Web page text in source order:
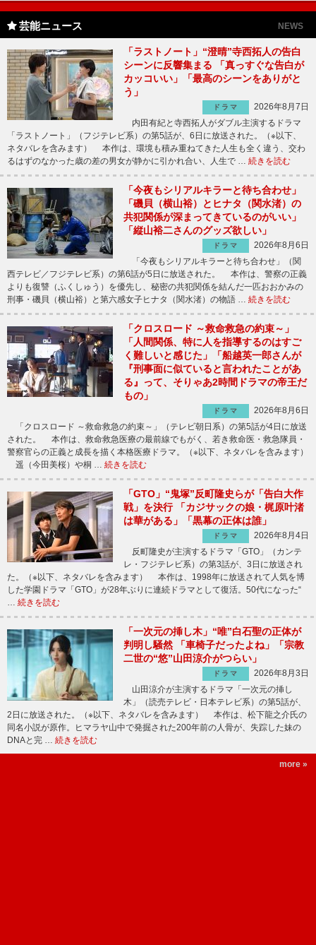
芸能ニュース NEWS
「ラストノート」“澄晴”寺西拓人の告白
シーンに反響集まる 「真っすぐな告白が
カッコいい」「最高のシーンをありがと
う」
ドラマ
2026年8月7日
内田有紀と寺西拓人がダブル主演するドラマ
「ラストノート」（フジテレビ系）の第5話が、6日に放送された。（※以下、
ネタバレを含みます） 本作は、環境も積み重ねてきた人生も全く違う、交わ
るはずのなかった歳の差の男女が静かに引かれ合い、人生で … 続きを読む
「今夜もシリアルキラーと待ち合わせ」
「磯貝（横山裕）とヒナタ（関水渚）の
共犯関係が深まってきているのがいい」
「縦山裕二さんのグッズ欲しい」
ドラマ
2026年8月6日
「今夜もシリアルキラーと待ち合わせ」（関
西テレビ／フジテレビ系）の第6話が5日に放送された。 本作は、警察の正義
よりも復讐（ふくしゅう）を優先し、秘密の共犯関係を結んだ一匹おおかみの
刑事・磯貝（横山裕）と第六感女子ヒナタ（関水渚）の物語 … 続きを読む
「クロスロード ～救命救急の約束～」
「人間関係、特に人を指導するのはすご
く難しいと感じた」「船越英一郎さんが
『刑事面に似ていると言われたことがあ
る』って、そりゃあ2時間ドラマの帝王だ
もの」
ドラマ
2026年8月6日
「クロスロード ～救命救急の約束～」（テレビ朝日系）の第5話が4日に放送
された。 本作は、救命救急医療の最前線でもがく、若き救命医・救急隊員・
警察官らの正義と成長を描く本格医療ドラマ。（※以下、ネタバレを含みます）
遥（今田美桜）や桐 … 続きを読む
「GTO」“鬼塚”反町隆史らが「告白大作
戦」を決行 「カジサックの娘・梶原叶渚
は華がある」「黒幕の正体は誰」
ドラマ
2026年8月4日
反町隆史が主演するドラマ「GTO」（カンテ
レ・フジテレビ系）の第3話が、3日に放送され
た。（※以下、ネタバレを含みます） 本作は、1998年に放送されて人気を博
した学園ドラマ「GTO」が28年ぶりに連続ドラマとして復活。50代になった“
続きを読む
「一次元の挿し木」“唯”白石聖の正体が
判明し騒然 「車椅子だったよね」「宗教
二世の“悠”山田涼介がつらい」
ドラマ
2026年8月3日
山田涼介が主演するドラマ「一次元の挿し
木」（読売テレビ・日本テレビ系）の第5話が、
2日に放送された。（※以下、ネタバレを含みます） 本作は、松下龍之介氏の
同名小説が原作。ヒマラヤ山中で発掘された200年前の人骨が、失踪した妹の
DNAと完 … 続きを読む
more »